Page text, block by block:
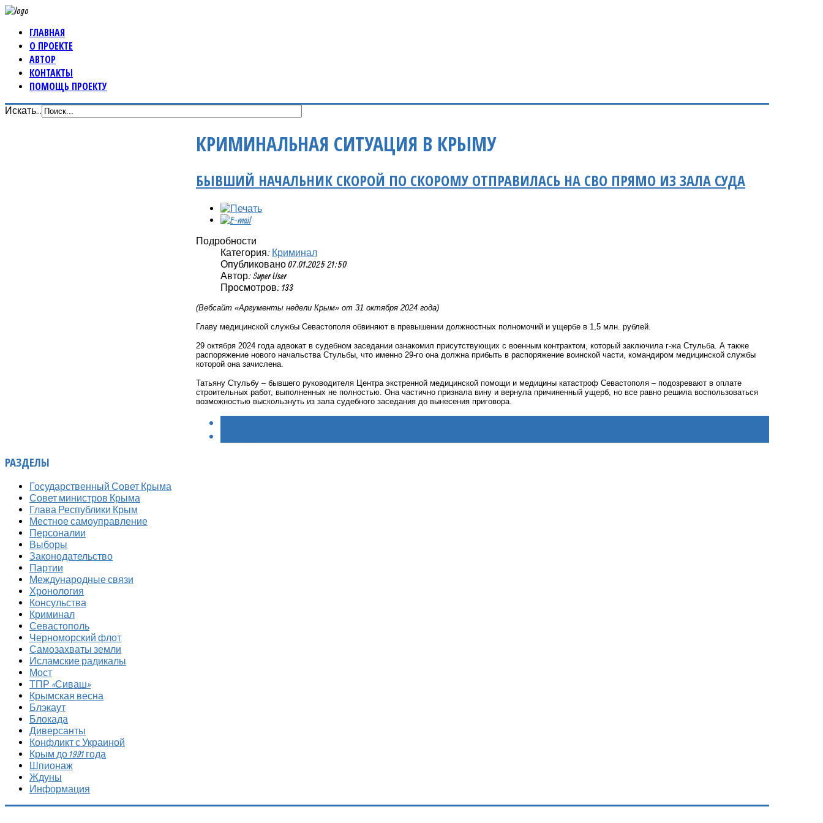
ГЛАВНАЯ
О ПРОЕКТЕ
АВТОР
КОНТАКТЫ
ПОМОЩЬ ПРОЕКТУ
Искать...
КРИМИНАЛЬНАЯ СИТУАЦИЯ В КРЫМУ
БЫВШИЙ НАЧАЛЬНИК СКОРОЙ ПО СКОРОМУ ОТПРАВИЛАСЬ НА СВО ПРЯМО ИЗ ЗАЛА СУДА
Подробности
Категория: Криминал
Опубликовано 07.01.2025 21:50
Автор: Super User
Просмотров: 133
(Вебсайт «Аргументы недели Крым» от 31 октября 2024 года)
Главу медицинской службы Севастополя обвиняют в превышении должностных полномочий и ущербе в 1,5 млн. рублей.
29 октября 2024 года адвокат в судебном заседании ознакомил присутствующих с военным контрактом, который заключила г-жа Стульба. А также
распоряжение нового начальства Стульбы, что именно 29-го она должна прибыть в распоряжение воинской части, командиром медицинской службы
которой она зачислена.
Татьяну Стульбу – бывшего руководителя Центра экстренной медицинской помощи и медицины катастроф Севастополя – подозревают в оплате
строительных работ, выполненных не полностью. Она частично признала вину и вернула причиненный ущерб, но все равно решила воспользоваться
возможностью выскользнуть из зала судебного заседания до вынесения приговора.
РАЗДЕЛЫ
Государственный Совет Крыма
Совет министров Крыма
Глава Республики Крым
Местное самоуправление
Персоналии
Выборы
Законодательство
Партии
Международные связи
Хронология
Консульства
Криминал
Севастополь
Черноморский флот
Самозахваты земли
Исламские радикалы
Мост
ТПР «Сиваш»
Крымская весна
Блэкаут
Блокада
Диверсанты
Конфликт с Украиной
Крым до 1991 года
Шпионаж
Ждуны
Информация